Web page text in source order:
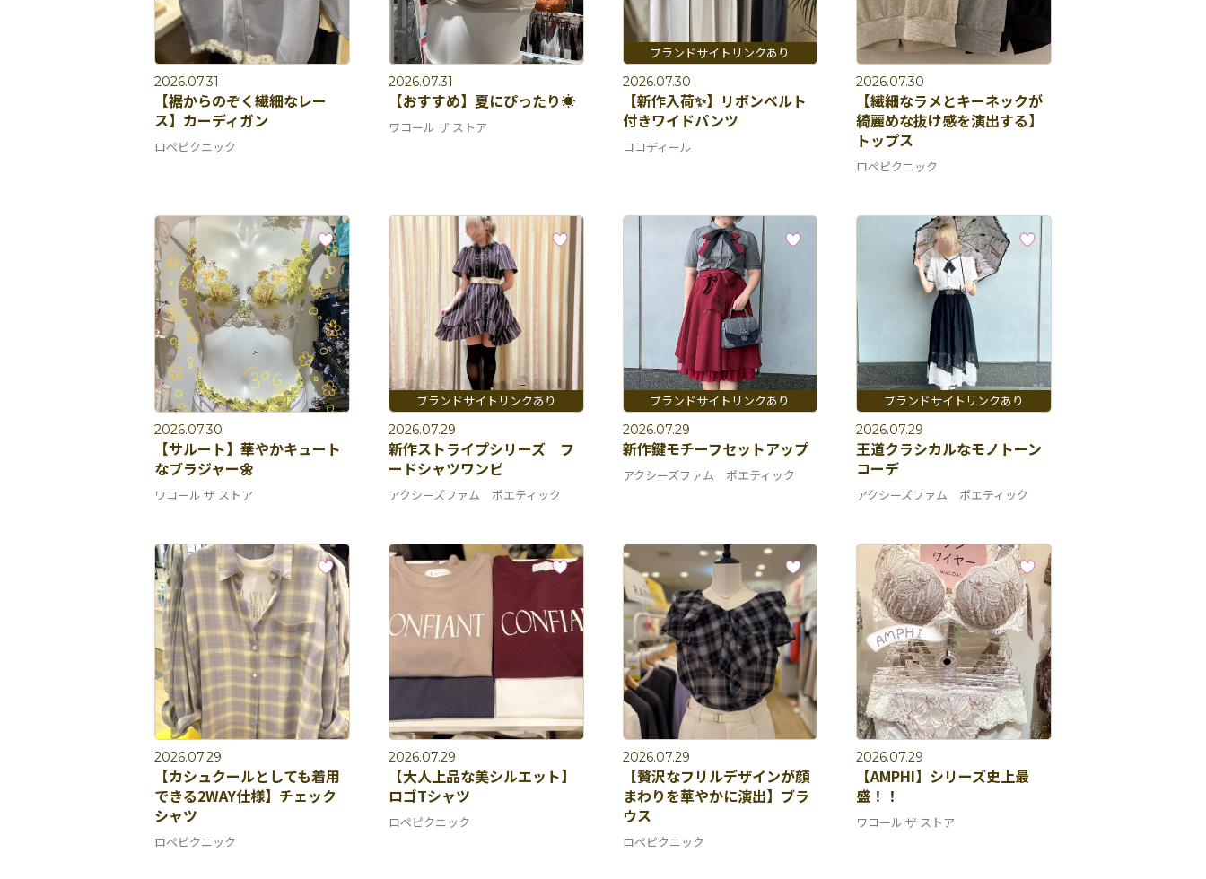
2026.07.31
【裾からのぞく繊細なレー
ス】カーディガン
ロペピクニック
2026.07.31
【おすすめ】夏にぴったり☀️
ワコール ザ ストア
2026.07.30
【新作入荷✨】リボンベルト
付きワイドパンツ
ココディール
2026.07.30
【繊細なラメとキーネックが
綺麗めな抜け感を演出する】
トップス
ロペピクニック
2026.07.30
【サルート】華やかキュート
なブラジャー🌼
ワコール ザ ストア
2026.07.29
新作ストライプシリーズ フ
ードシャツワンピ
アクシーズファム ポエティック
2026.07.29
新作鍵モチーフセットアップ
アクシーズファム ポエティック
2026.07.29
王道クラシカルなモノトーン
コーデ
アクシーズファム ポエティック
2026.07.29
【カシュクールとしても着用
できる2WAY仕様】チェック
シャツ
ロペピクニック
2026.07.29
【大人上品な美シルエット】
ロゴTシャツ
ロペピクニック
2026.07.29
【贅沢なフリルデザインが顔
まわりを華やかに演出】ブラ
ウス
ロペピクニック
2026.07.29
【AMPHI】シリーズ史上最
盛！！
ワコール ザ ストア